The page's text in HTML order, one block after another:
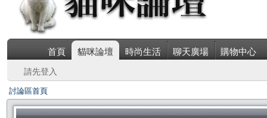
首頁 貓咪論壇 時尚生活 聊天廣場 購物中心
請先登入
討論區首頁